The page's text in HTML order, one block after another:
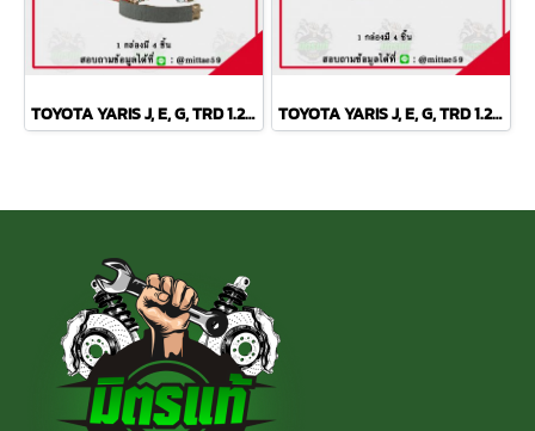
TOYOTA YARIS J, E, G, TRD 1.2L ปี 2013 TRW ก้ามเบรค (หลัง) TOYOTA YARIS J, E, G, TRD 1.2L ปี 2013 TRW ผ้าเบรค (หน้า)